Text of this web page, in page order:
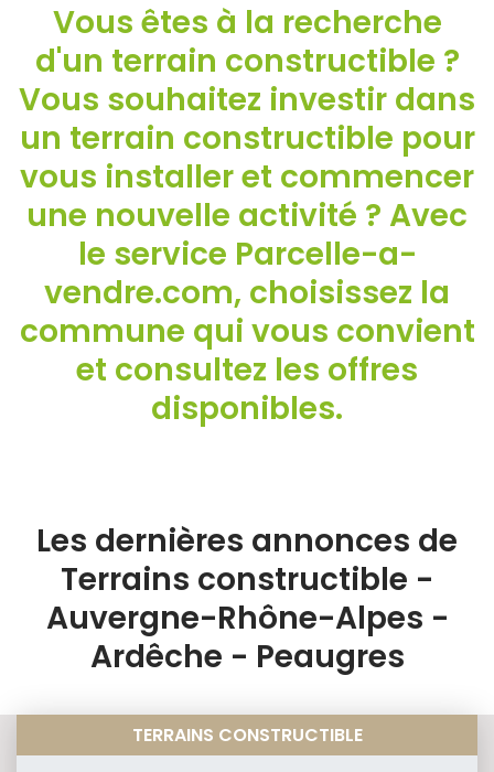
Vous êtes à la recherche
d'un terrain constructible ?
Vous souhaitez investir dans
un terrain constructible pour
vous installer et commencer
une nouvelle activité ? Avec
le service Parcelle-a-
vendre.com, choisissez la
commune qui vous convient
et consultez les offres
disponibles.
Les dernières annonces de
Terrains constructible -
Auvergne-Rhône-Alpes -
Ardêche - Peaugres
TERRAINS CONSTRUCTIBLE